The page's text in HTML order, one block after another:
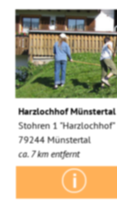
Harzlochhof Münstertal
Stohren 1 "Harzlochhof"
79244 Münstertal
ca. 7 km entfernt